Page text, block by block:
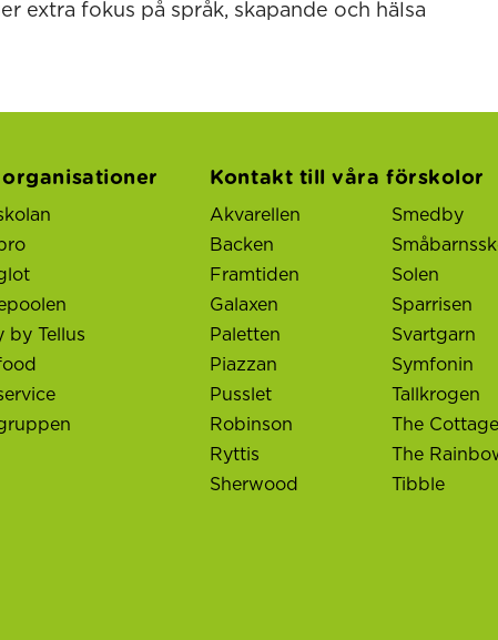
extra fokus på språk, skapande och hälsa
organisationer
by Tellus
Kontakt till våra förskolor
Akvarellen
Backen
Framtiden
Galaxen
Paletten
Piazzan
Pusslet
Robinson
Ryttis
Sherwood
Smedby
Solen
Sparrisen
Svartgarn
Symfonin
Tallkrogen
The Cottage
The
Tibble